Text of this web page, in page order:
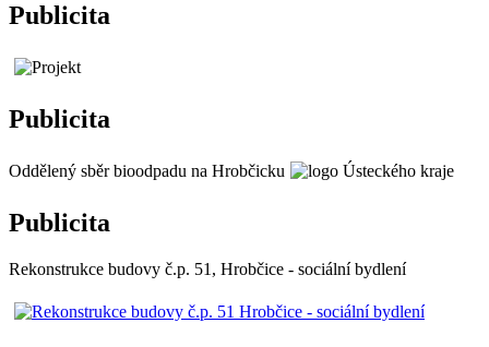
Publicita
Publicita
Oddělený sběr bioodpadu na Hrobčicku
Publicita
Rekonstrukce budovy č.p. 51, Hrobčice - sociální bydlení